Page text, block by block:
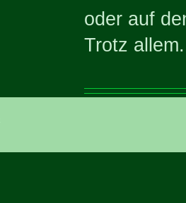
oder auf
Trotz